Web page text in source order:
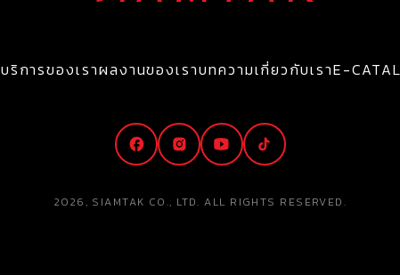
บริการของเราผลงานของเราบทความเกี่ยวกับเราE-
2026, SIAMTAK CO., LTD. ALL RIGHTS RESERVED.